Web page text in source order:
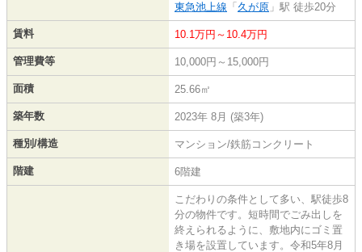
東急池上線 「 久が原 」駅 徒歩20分
賃料 10.1万円～10.4万円
管理費等 10,000円～15,000円
面積 25.66㎡
築年数 2023年 8月 (築3年)
種別/構造 マンション/鉄筋コンクリート
階建 6階建
こだわりの条件として多い、駅徒歩8
分の物件です。短時間でごみ出しを
終えられるように、敷地内にゴミ置
き場を設置しています。令和5年8月